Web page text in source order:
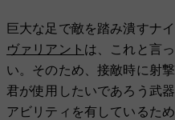
巨大な足で敵を踏み潰すナ
ヴァリアント は、これと言
い。そのため、接敵時に射
君が使用したいであろう武
アビリティを有しているた